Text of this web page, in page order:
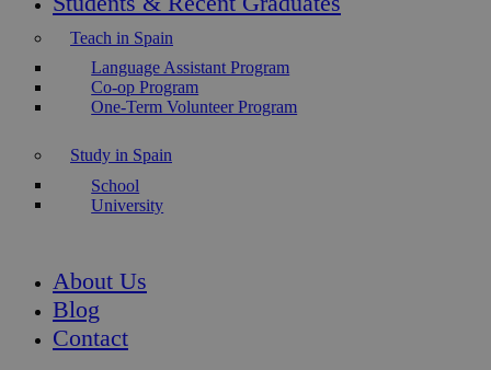
Teach in Spain
Language Assistant Program
Co-op Program
One-Term Volunteer Program
Study in Spain
School
University
About Us
Blog
Contact